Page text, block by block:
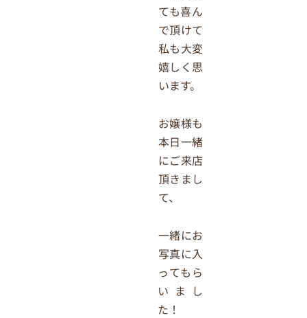
ても喜ん
で頂けて
私も大変
嬉しく思
います。
お嬢様も
本日一緒
にご来店
頂きまし
て、
一緒にお
写真に入
ってもら
いまし
た！